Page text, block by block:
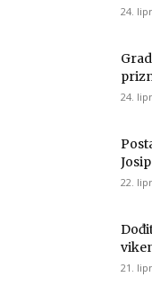
24.
24.
22.
21.